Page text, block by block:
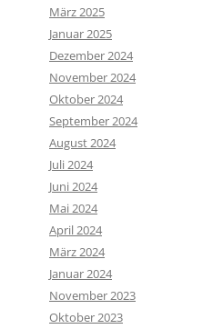
März 2025
Januar 2025
Dezember 2024
November 2024
Oktober 2024
September 2024
August 2024
Juli 2024
Juni 2024
Mai 2024
April 2024
März 2024
Januar 2024
November 2023
Oktober 2023